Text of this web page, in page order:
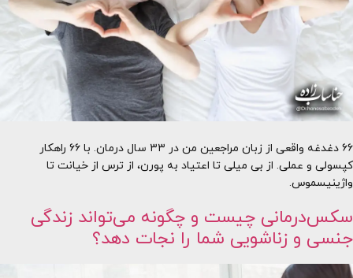
۶۶ دغدغه واقعی از زبان مراجعین من در ۳۳ سال درمان. با ۶۶ راهکار
کپسولی و عملی. از بی میلی تا اعتیاد به پورن، از ترس از خیانت تا
واژینیسموس.
سکس‌درمانی چیست و چگونه می‌تواند زندگی
جنسی و زناشویی شما را نجات دهد؟